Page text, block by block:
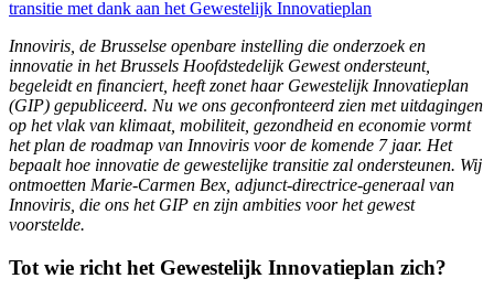
transitie met dank aan het Gewestelijk Innovatieplan
Innoviris, de Brusselse openbare instelling die onderzoek en
innovatie in het Brussels Hoofdstedelijk Gewest ondersteunt,
begeleidt en financiert, heeft zonet haar Gewestelijk Innovatieplan
(GIP) gepubliceerd. Nu we ons geconfronteerd zien met uitdagingen
op het vlak van klimaat, mobiliteit, gezondheid en economie vormt
het plan de roadmap van Innoviris voor de komende 7 jaar. Het
bepaalt hoe innovatie de gewestelijke transitie zal ondersteunen. Wij
ontmoetten Marie-Carmen Bex, adjunct-directrice-generaal van
Innoviris, die ons het GIP en zijn ambities voor het gewest
voorstelde.
Tot wie richt het Gewestelijk Innovatieplan zich?